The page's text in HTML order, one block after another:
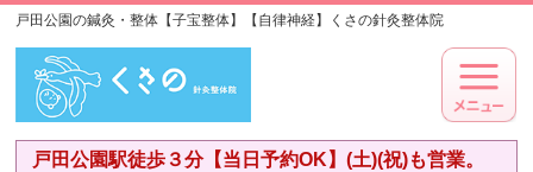
戸田公園の鍼灸・整体【子宝整体】【自律神経】くさの針灸整体院
戸田公園駅徒歩３分【当日予約OK】(土)(祝)も営業。